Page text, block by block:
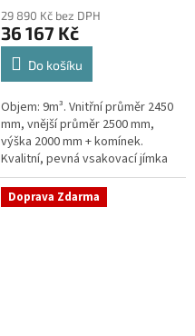
29 890 Kč bez DPH
36 167 Kč
Do košíku
Objem: 9m³. Vnitřní průměr 2450
mm, vnější průměr 2500 mm,
výška 2000 mm + komínek.
Kvalitní, pevná vsakovací jímka
(nádrž) bez potřeby
obetonování Průměr přítoku a
odtoku +...
Doprava Zdarma